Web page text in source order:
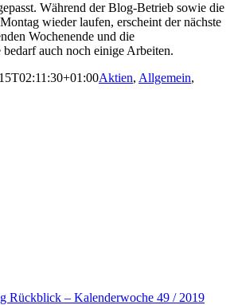
Während der Blog-Betrieb sowie die
wieder laufen, erscheint der nächste
Wochenende und die
bedarf auch noch einige Arbeiten.
Aktien, Allgemein,
Rückblick – Kalenderwoche 49 / 2019